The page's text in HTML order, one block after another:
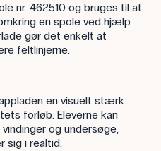
nr. 462510 og bruges til at
en spole ved hjælp
gør det enkelt at
feltlinjerne.
en visuelt stærk
forløb. Eleverne kan
og undersøge,
sig i realtid.